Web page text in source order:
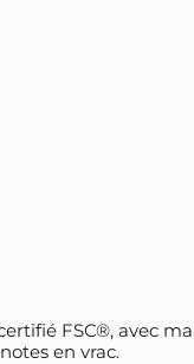
FSC®, avec
en vrac.